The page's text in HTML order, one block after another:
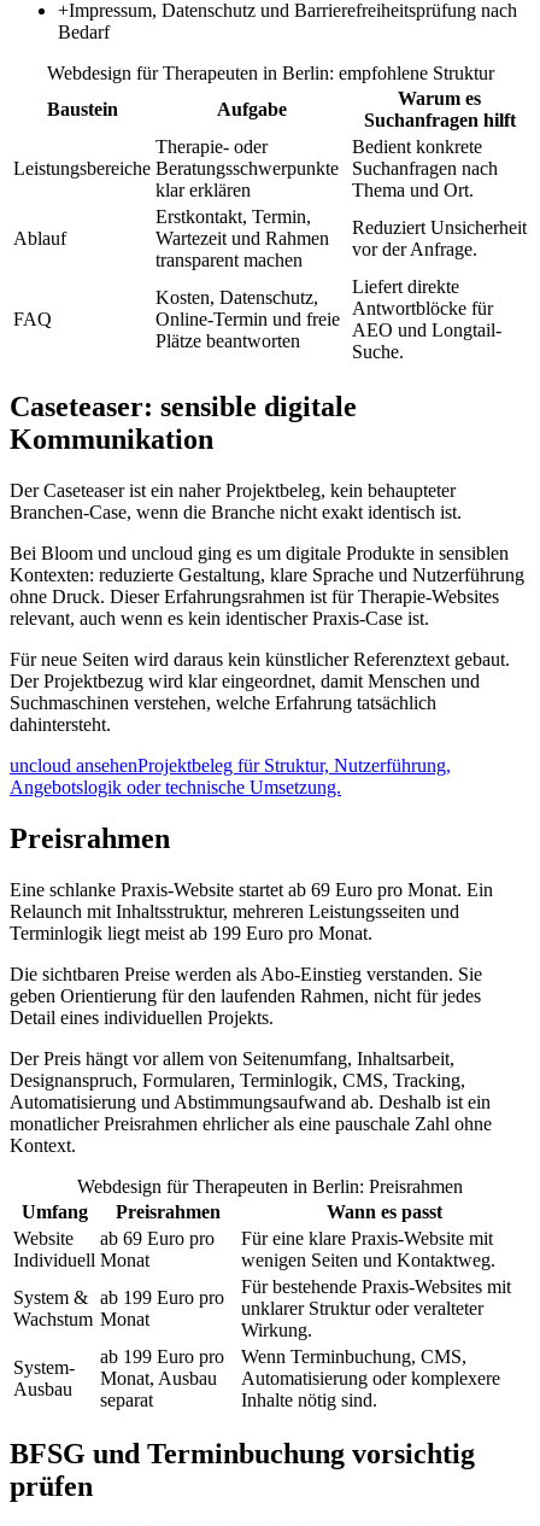
+Impressum, Datenschutz und Barrierefreiheitsprüfung nach
Bedarf
Webdesign für Therapeuten in Berlin: empfohlene Struktur
Baustein
Aufgabe
Warum es
Suchanfragen hilft
Leistungsbereiche
Therapie- oder
Beratungsschwerpunkte
klar erklären
Bedient konkrete
Suchanfragen nach
Thema und Ort.
Ablauf
Erstkontakt, Termin,
Wartezeit und Rahmen
transparent machen
Reduziert Unsicherheit
vor der Anfrage.
FAQ
Kosten, Datenschutz,
Online-Termin und freie
Plätze beantworten
Liefert direkte
Antwortblöcke für
AEO und Longtail-
Suche.
Caseteaser: sensible digitale
Kommunikation
Der Caseteaser ist ein naher Projektbeleg, kein behaupteter
Branchen-Case, wenn die Branche nicht exakt identisch ist.
Bei Bloom und uncloud ging es um digitale Produkte in sensiblen
Kontexten: reduzierte Gestaltung, klare Sprache und Nutzerführung
ohne Druck. Dieser Erfahrungsrahmen ist für Therapie-Websites
relevant, auch wenn es kein identischer Praxis-Case ist.
Für neue Seiten wird daraus kein künstlicher Referenztext gebaut.
Der Projektbezug wird klar eingeordnet, damit Menschen und
Suchmaschinen verstehen, welche Erfahrung tatsächlich
dahintersteht.
uncloud ansehenProjektbeleg für Struktur, Nutzerführung,
Angebotslogik oder technische Umsetzung.
Preisrahmen
Eine schlanke Praxis-Website startet ab 69 Euro pro Monat. Ein
Relaunch mit Inhaltsstruktur, mehreren Leistungsseiten und
Terminlogik liegt meist ab 199 Euro pro Monat.
Die sichtbaren Preise werden als Abo-Einstieg verstanden. Sie
geben Orientierung für den laufenden Rahmen, nicht für jedes
Detail eines individuellen Projekts.
Der Preis hängt vor allem von Seitenumfang, Inhaltsarbeit,
Designanspruch, Formularen, Terminlogik, CMS, Tracking,
Automatisierung und Abstimmungsaufwand ab. Deshalb ist ein
monatlicher Preisrahmen ehrlicher als eine pauschale Zahl ohne
Kontext.
Webdesign für Therapeuten in Berlin: Preisrahmen
Umfang
Preisrahmen
Wann es passt
Website
Individuell
ab 69 Euro pro
Monat
Für eine klare Praxis-Website mit
wenigen Seiten und Kontaktweg.
System &
Wachstum
ab 199 Euro pro
Monat
Für bestehende Praxis-Websites mit
unklarer Struktur oder veralteter
Wirkung.
System-
Ausbau
ab 199 Euro pro
Monat, Ausbau
separat
Wenn Terminbuchung, CMS,
Automatisierung oder komplexere
Inhalte nötig sind.
BFSG und Terminbuchung vorsichtig
prüfen